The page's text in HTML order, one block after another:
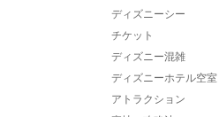
ディズニーシー
チケット
ディズニー混雑
ディズニーホテル空室
アトラクション